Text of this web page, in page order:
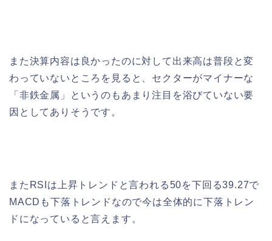
また決算内容は良かったのに対して出来高は普段と変
わっていないところを見ると、セクターがマイナーな
「非鉄金属」というのもあまり注目を浴びていない要
因としてありそうです。
またRSIは上昇トレンドと言われる50を下回る39.27で
MACDも下落トレンドなので今は全体的に下落トレン
ドになっていると言えます。